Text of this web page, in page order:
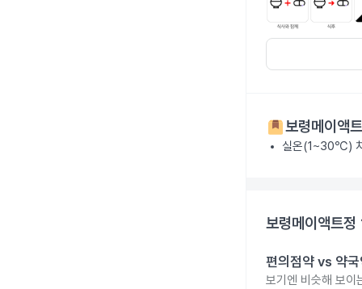
보령메이액
실온(1~30℃)
보령메이액트
편의점약 vs 약
보기엔 비슷해 보이